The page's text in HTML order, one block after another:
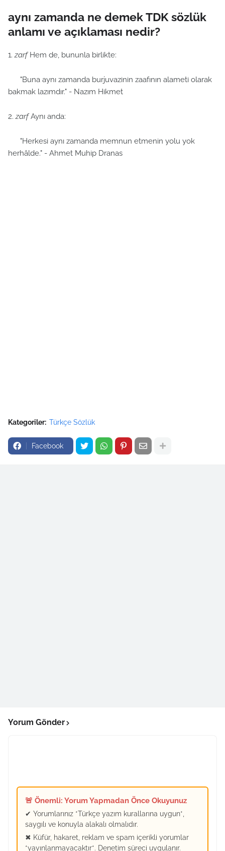
aynı zamanda ne demek TDK sözlük
anlamı ve açıklaması nedir?
1.zarfHem de, bununla birlikte:
"Buna aynı zamanda burjuvazinin zaafının alameti olarak
bakmak lazımdır." - Nazım Hikmet
2.zarfAynı anda:
"Herkesi aynı zamanda memnun etmenin yolu yok
herhâlde." - Ahmet Muhip Dranas
Kategoriler: Türkçe Sözlük
Facebook
Yorum Gönder
🚨 Önemli: Yorum Yapmadan Önce Okuyunuz
✔ Yorumlarınız *Türkçe yazım kurallarına uygun*,
saygılı ve konuyla alakalı olmalıdır.
✖ Küfür, hakaret, reklam ve spam içerikli yorumlar
*yayınlanmayacaktır*. Denetim süreci uygulanır.